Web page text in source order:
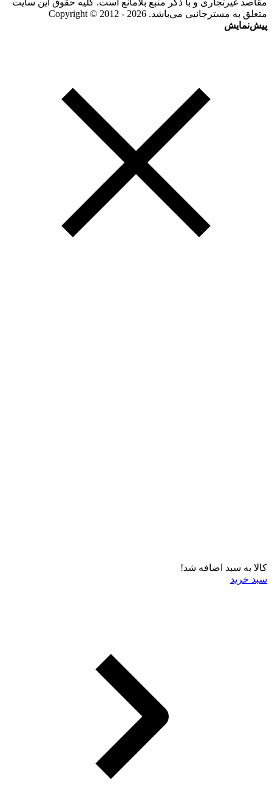
مقاصد غیرتجاری و با ذکر منبع بلامانع است. کلیه حقوق این سایت
متعلق به مسترجانبی می‌باشد. Copyright © 2012 - 2026
پیش‌نمایش
کالا به سبد اضافه شد!
سبد خرید